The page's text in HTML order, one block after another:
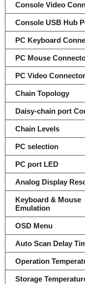
Console Video
Console USB Hub
PC Keyboard
PC Mouse
PC Video Connector
Chain Topology
Daisy-chain port
Chain Levels
PC selection
PC port LED
Analog Display
Keyboard & Mouse
Emulation
OSD Menu
Auto Scan Delay
Operation
Storage